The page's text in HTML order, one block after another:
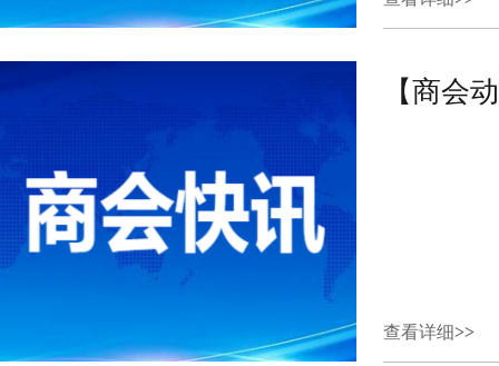
查看详细>>